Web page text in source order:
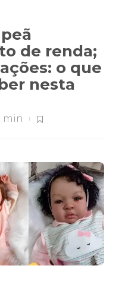
de renda;
o que
nesta
min